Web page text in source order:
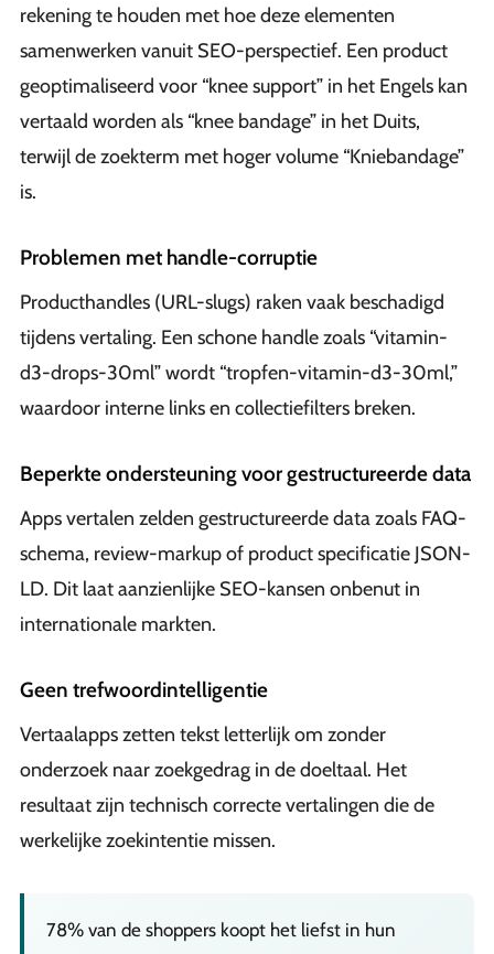
rekening te houden met hoe deze elementen
samenwerken vanuit SEO-perspectief. Een product
geoptimaliseerd voor “knee support” in het Engels kan
vertaald worden als “knee bandage” in het Duits,
terwijl de zoekterm met hoger volume “Kniebandage”
is.
Problemen met handle-corruptie
Producthandles (URL-slugs) raken vaak beschadigd
tijdens vertaling. Een schone handle zoals “vitamin-
d3-drops-30ml” wordt “tropfen-vitamin-d3-30ml,”
waardoor interne links en collectiefilters breken.
Beperkte ondersteuning voor gestructureerde data
Apps vertalen zelden gestructureerde data zoals FAQ-
schema, review-markup of product specificatie JSON-
LD. Dit laat aanzienlijke SEO-kansen onbenut in
internationale markten.
Geen trefwoordintelligentie
Vertaalapps zetten tekst letterlijk om zonder
onderzoek naar zoekgedrag in de doeltaal. Het
resultaat zijn technisch correcte vertalingen die de
werkelijke zoekintentie missen.
78% van de shoppers koopt het liefst in hun